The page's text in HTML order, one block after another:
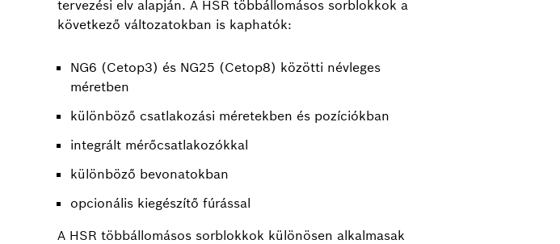
tervezési elv alapján. A HSR többállomásos sorblokkok a
következő változatokban is kaphatók:
NG6 (Cetop3) és NG25 (Cetop8) közötti névleges
méretben
különböző csatlakozási méretekben és pozíciókban
integrált mérőcsatlakozókkal
különböző bevonatokban
opcionális kiegészítő fúrással
A HSR többállomásos sorblokkok különösen alkalmasak